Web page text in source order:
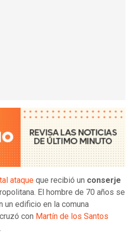
ataque que recibió un conserje
El hombre de 70 años se
un edificio en la comuna
con Martín de los Santos